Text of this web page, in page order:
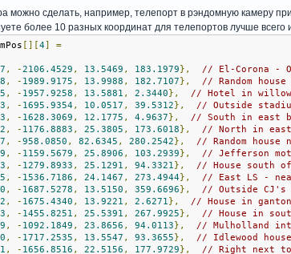
можно сделать, например, телепорт в рэндомную камеру
более 10 разных координат для телепортов лучше
[][4]
=
, -2106.4529 , 13.5469 , 183.1979},
// El-Corona -
, - 1989.9175 , 13.9988 , 182.7107},
// Random
, - 1957.9258 , 13.5881 , 2.3440},
// Hotel in
, - 1695.9354, 10.0517 , 39.5312},
// Outside
, - 1628.3069 , 12.1775 , 4.9637},
// South in east
, - 1176.8883 , 25.3805 , 173.6018},
// North in east
, -958.0850 , 82.6345 , 280.2542},
// Random
, - 1159.5679 , 25.8906 , 103.2939},
// Jefferson
, - 1279.8933 , 25.1291 , 94.3321 },
// House south
, - 1536.7186 , 24.1467 , 273.4944},
// East LS -
, - 1687.5278 , 13.5150 , 359.6696},
// Outside CJ's
, - 1675.4340 , 13.9221 , 2.6271 },
// House in
, - 1455.8251 , 25.5391 , 267.9925},
// House in
, - 1092.1849 , 23.8656 , 94.0113},
// Mulholland
, - 1717.2535 , 13.5547 , 93.3655},
// Idlewood house
, - 1656.8516 , 22.5156 , 177.9729},
// Right next to